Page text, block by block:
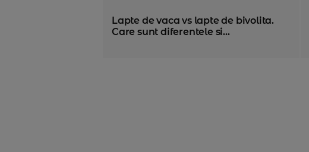
Lapte de vaca vs lapte de bivolita.
Care sunt diferentele si...